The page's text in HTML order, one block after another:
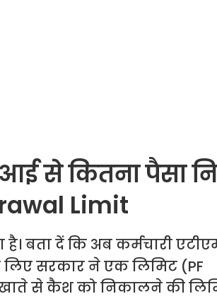
से कितना पैसा
Limit
बता दें कि अब कर्मचारी
सरकार ने एक लिमिट (PF
से कैश को निकालने की